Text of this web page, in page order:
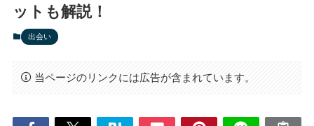
ットも解説！
出会い
当ページのリンクには広告が含まれています。